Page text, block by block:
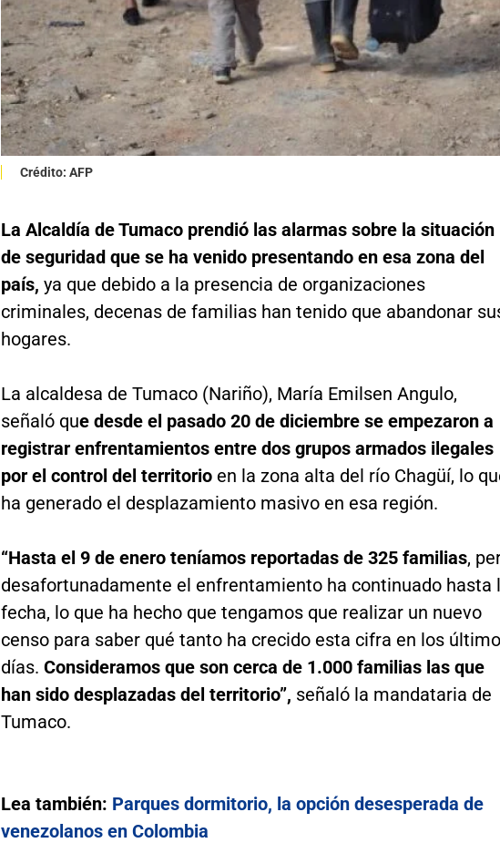
Crédito: AFP
La Alcaldía de Tumaco prendió las alarmas sobre la situación
de seguridad que se ha venido presentando en esa zona del
país, ya que debido a la presencia de organizaciones
criminales, decenas de familias han tenido que abandonar
hogares.
La alcaldesa de Tumaco (Nariño), María Emilsen Angulo,
señaló que desde el pasado 20 de diciembre se empezaron a
registrar enfrentamientos entre dos grupos armados ilegales
por el control del territorio en la zona alta del río Chagüí, lo
ha generado el desplazamiento masivo en esa región.
“Hasta el 9 de enero teníamos reportadas de 325 familias,
desafortunadamente el enfrentamiento ha continuado hasta
fecha, lo que ha hecho que tengamos que realizar un nuevo
censo para saber qué tanto ha crecido esta cifra en los
días. Consideramos que son cerca de 1.000 familias las que
han sido desplazadas del territorio”, señaló la mandataria de
Tumaco.
Lea también: Parques dormitorio, la opción desesperada de
venezolanos en Colombia